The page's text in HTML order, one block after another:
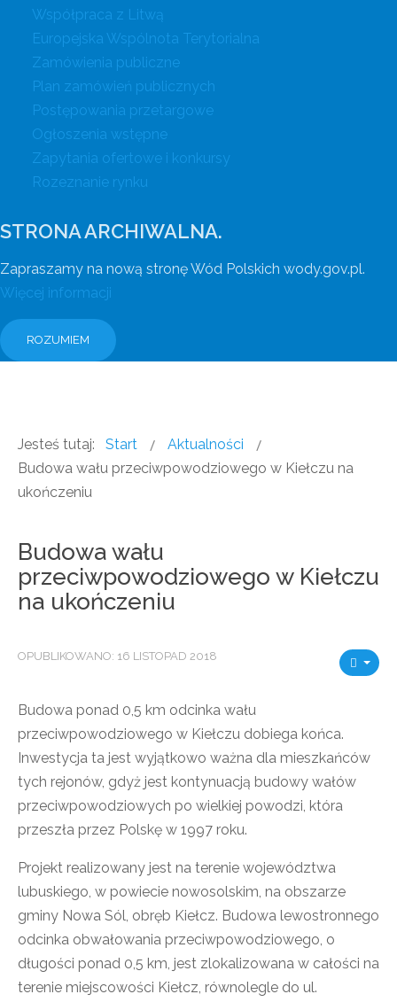
Współpraca z Litwą
Europejska Wspólnota Terytorialna
Zamówienia publiczne
Plan zamówień publicznych
Postępowania przetargowe
Ogłoszenia wstępne
Zapytania ofertowe i konkursy
Rozeznanie rynku
STRONA ARCHIWALNA.
Zapraszamy na nową stronę Wód Polskich wody.gov.pl.
Więcej informacji
ROZUMIEM
Jesteś tutaj: Start
Aktualności
Budowa wału przeciwpowodziowego w Kiełczu na
ukończeniu
Budowa wału
przeciwpowodziowego w Kiełczu
na ukończeniu
OPUBLIKOWANO: 16 LISTOPAD 2018
Budowa ponad 0,5 km odcinka wału
przeciwpowodziowego w Kiełczu dobiega końca.
Inwestycja ta jest wyjątkowo ważna dla mieszkańców
tych rejonów, gdyż jest kontynuacją budowy wałów
przeciwpowodziowych po wielkiej powodzi, która
przeszła przez Polskę w 1997 roku.
Projekt realizowany jest na terenie województwa
lubuskiego, w powiecie nowosolskim, na obszarze
gminy Nowa Sól, obręb Kiełcz. Budowa lewostronnego
odcinka obwałowania przeciwpowodziowego, o
długości ponad 0,5 km, jest zlokalizowana w całości na
terenie miejscowości Kiełcz, równolegle do ul.